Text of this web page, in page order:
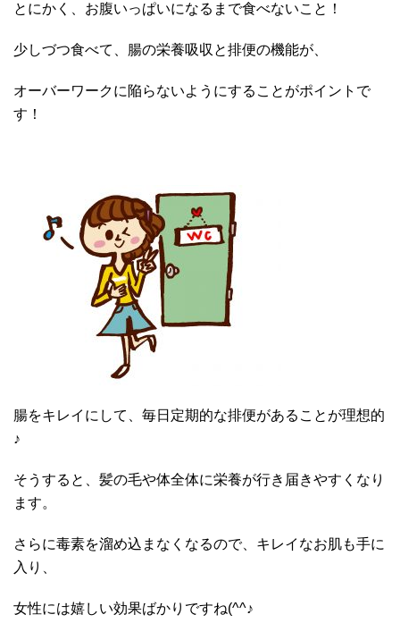
とにかく、お腹いっぱいになるまで食べないこと！
少しづつ食べて、腸の栄養吸収と排便の機能が、
オーバーワークに陥らないようにすることがポイントで
す！
腸をキレイにして、毎日定期的な排便があることが理想的
♪
そうすると、髪の毛や体全体に栄養が行き届きやすくなり
ます。
さらに毒素を溜め込まなくなるので、キレイなお肌も手に
入り、
女性には嬉しい効果ばかりですね(^^♪